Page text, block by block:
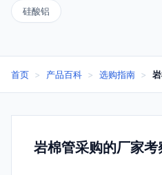
硅酸铝
首页 > 产品百科 > 选购指南 >
岩棉管采购的厂家考